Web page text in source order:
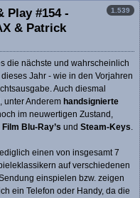
1.539
Play #154 -
& Patrick
die nächste und wahrscheinlich
Jahr - wie in den Vorjahren
Auch diesmal
unter Anderem handsignierte
im neuwertigen Zustand,
Film Blu-Ray’s und Steam-Keys.
einen von insgesamt 7
auf verschiedenen
einspielen bzw. zeigen
ein Telefon oder Handy, da die